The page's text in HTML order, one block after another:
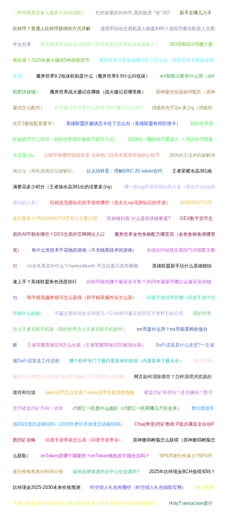
（和平精英设备人脸多久自动消除） 红的发紫的比特币,真的能变 "绿" 吗? 新手在哪儿入手
比特币？普通人比特币获得的方式详解 虚拟币自动交易机器人能盈利吗？虚拟币量化机器人交易
平台分享 和平精英车钥匙会过期吗（和平精英汽车钥匙有效期多久） SEI币和SUI币哪个更
有价值？2025年最火爆的5种加密货币 我的世界手机版按键消失了怎么办（我的世界手机版按键
失灵） 魔兽世界9.2低保机制是什么（魔兽世界9.0什么叫低保） dnf刷图点数有什么用（dnf
刷图快捷键） 魔兽世界战火徽记在哪换（战火徽记在哪里换） 原神凝光应该如何配队（原神
凝光怎么配对） 炒币爆仓强平是什么意思?炒币爆仓怎么办? 消逝的光芒2pc多少g（消逝的
光芒2最低配置要求） 英雄联盟区服状态卡住了怎么办（英雄联盟有些区很卡） 我的世界国
际版硬币怎么获得（我的世界国际服硬币获得方式） 2024挖一颗比特币要多久 ？挖比特币用显
卡还是cpu 公链币有哪些值得投资 当前热门且具有投资价值的公链币 国内的主流单机破解游
戏论坛（单机游戏论坛破解区） 以太坊科普：理解ERC-20 token合约 王者荣耀水晶361抽
满要花多少积分（王者抽水晶361出的话要多少q） 哪一款rpg手游近期玩的人多（现在什么rpg游
戏玩的人多） 玩就送无限钻石的手游有哪些（送永久vip无限钻石的手游） KISHIMOTO币
发行量多少?KISHIMOTO币发行总量介绍 区块链扫盲:什么是区块链桥梁? DEX数字货币交
易所APP都有哪些？DEX交易所官网网址入口 魔兽世界金色鱼柳配方哪里买（金色鱼柳食谱哪里
买） 有什么凭技术不花钱的游戏（不充钱靠技术的游戏） 永续合约短线交易技巧详细图文教
程 ck全名英文叫什么?charles&keith 不仅仅是只卖内裤哦、 英雄联盟新手玩什么英雄能快
速上手？英雄联盟角色强度排行 比特币钱包哪个最安全可靠？2025年最新币圈公认最安全的钱
包 和平精英爆炸猎弓怎么获得（和平精英爆炸头怎么弄） 问道手游结拜在哪（问道手游中结
拜有什么好处） 币赢交易所排名全球第几？CoinW币赢交易所官方资料百科介绍 我的世界
怎么开麦克风手机版（我的世界怎么开麦克风手机软件） trx币是什么币？trx币前景和价值分
析 王者荣耀周瑜S26怎么出装（王者荣耀周瑜2020最强出装） DeFi清算是什么意思?一文读
懂DeFi清算及工作流程 哪个软件专门下载内置菜单的游戏（内置菜单下载大全） 笔记本电
脑连不上网是什么情况 笔记本电脑上不了网是怎么回事 网页如何清除缓存？怎样清理浏览器的
缓存和垃圾 okex法币怎么交易？okex法币交易流程指南 硬盘挖矿靠谱吗？是否赚钱？数字
货币硬盘挖矿币种一览表 cf浙江一区是什么战区（cf浙江一区和哪几个区合并） 梦幻西游手
游2022龙宫还能玩吗（2021年梦幻手游龙宫还能玩吗） Chia(奇亚)挖矿教程:P盘步骤及全自动P
图挖矿攻略 问道手游李靖怎么杀（问道手游李伞） 原神脆弱树脂怎么获得（原神脆弱树脂怎
么获取） imToken是哪个国家的？imToken钱包在中国合法吗？ SPS币发行价多少?SPS币
发行价格和发行时间介绍 如何选择靠谱的去中心化交易所? 2025年比特现金BCH值得买吗？
比特现金2025-2030未来价格预测 时空猎人礼包有哪些（时空猎人礼包领取官网） 梦幻西游
手游小雷音适合平民玩吗（梦幻西游手游小雷音厉害吗小雷音值得转吗） HolyTransaction是什